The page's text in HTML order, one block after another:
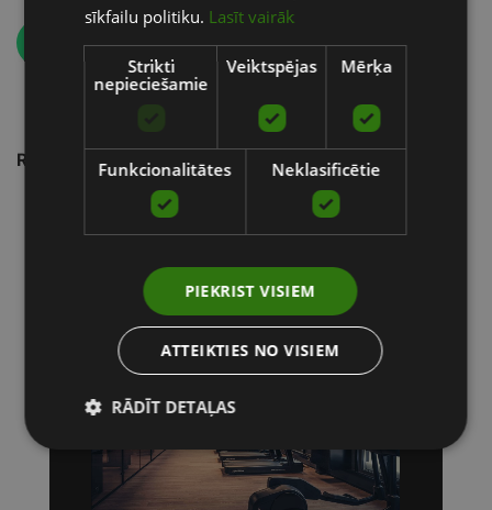
Ražotāji
Atpakaļ
sīkfailu politiku. Lasīt vairāk
Strikti
nepieciešamie
Veiktspējas Mērķa
Funkcionalitātes Neklasificētie
PIEKRIST VISIEM
ATTEIKTIES NO VISIEM
RĀDĪT DETAĻAS